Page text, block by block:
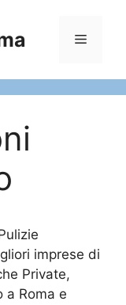
Menu
imprese di
Private,
a Roma e